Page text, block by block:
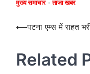
मुख्य समाचार ताजा खबर
Post
⟵पटना एम्स में राहत
Related